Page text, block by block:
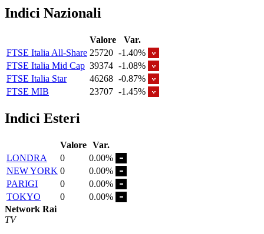
Indici Nazionali
Valore
Var.
FTSE Italia All-Share 25720 -1.40%
FTSE Italia Mid Cap 39374 -1.08%
FTSE Italia Star
46268 -0.87%
FTSE MIB
23707 -1.45%
Indici Esteri
Valore Var.
LONDRA
0
0.00%
NEW YORK 0
0.00%
PARIGI
0
0.00%
TOKYO
0
0.00%
Network Rai
TV